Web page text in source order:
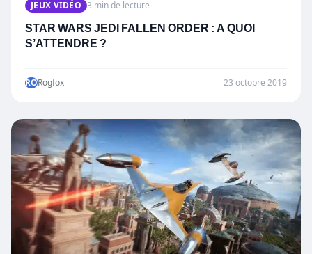
JEUX VIDÉO 3 min de lecture
STAR WARS JEDI FALLEN ORDER : A QUOI
S’ATTENDRE ?
RORogfox 23 octobre 2019